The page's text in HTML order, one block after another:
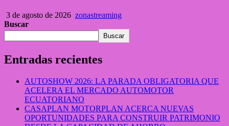
3 de agosto de 2026 zonastreaming
Buscar
Buscar
Entradas recientes
AUTOSHOW 2026: LA PARADA OBLIGATORIA QUE
ACELERA EL MERCADO AUTOMOTOR
ECUATORIANO
CASAPLAN MOTORPLAN ACERCA NUEVAS
OPORTUNIDADES PARA CONSTRUIR PATRIMONIO